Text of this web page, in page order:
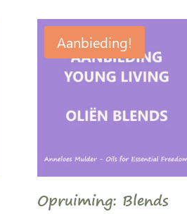
Aanbieding!
Opruiming: Blends